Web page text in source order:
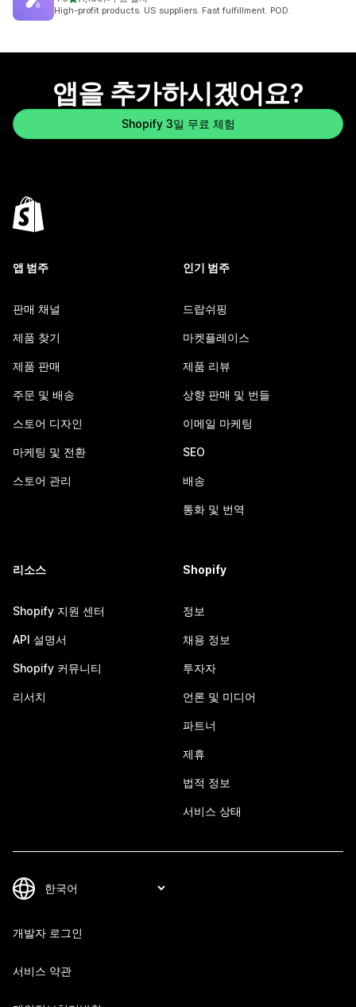
총 리뷰 1169개
High-profit products. US suppliers. Fast fulfillment. POD.
앱을 추가하시겠어요?
Shopify 3일 무료 체험
앱 범주
판매 채널
제품 찾기
제품 판매
주문 및 배송
스토어 디자인
마케팅 및 전환
스토어 관리
인기 범주
드랍쉬핑
마켓플레이스
제품 리뷰
상향 판매 및 번들
이메일 마케팅
SEO
배송
통화 및 번역
리소스
Shopify 지원 센터
API 설명서
Shopify 커뮤니티
리서치
Shopify
정보
채용 정보
투자자
언론 및 미디어
파트너
제휴
법적 정보
서비스 상태
개발자 로그인
서비스 약관